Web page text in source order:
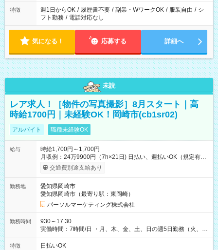
特徴 週1日からOK / 履歴書不要 / 副業・WワークOK / 服装自由 / シ
フト勤務 / 電話対応なし
気になる！ 応募する 詳細へ
未読
レア求人！［物件の写真撮影］8月スタート｜高
時給1700円｜未経験OK！岡崎市(cb1sr02)
アルバイト 職種未経験OK
給与
時給1,700円～1,700円
月収例：24万9900円（7h×21日) 日払い、週払いOK（規定有
り） 【試用期間】試用期間なし
交通費別途支給あり
勤務地
愛知県岡崎市
愛知県岡崎市（最寄り駅：東岡崎）
パーソルマーケティング株式会社
勤務時間
930～17:30
実働時間：7時間/日 ・月、木、金、土、日の週5日勤務（火、水
は固定休です／夏季、年末年始等、長期休暇有り！） ・ワンシ
フト！ 残業ほぼナシ（0～5h/月）
特徴 日払いOK